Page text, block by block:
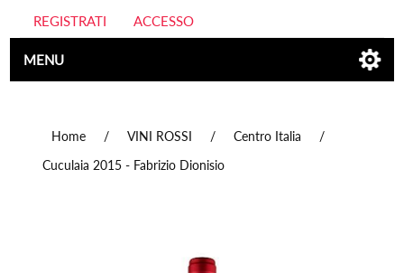
REGISTRATI ACCESSO
MENU
Home / VINI ROSSI / Centro Italia
/
Cuculaia 2015 - Fabrizio Dionisio